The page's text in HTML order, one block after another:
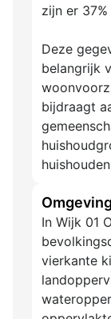
zijn er
Deze
belangrijk
bijdraagt
In Wijk 01
vierkante